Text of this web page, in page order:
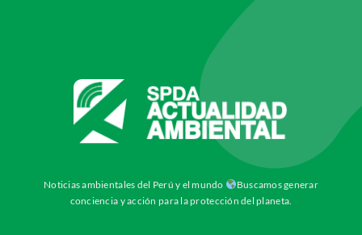
Noticias ambientales del Perú y el mundo
Buscamos generar
conciencia y acción para la protección del planeta.